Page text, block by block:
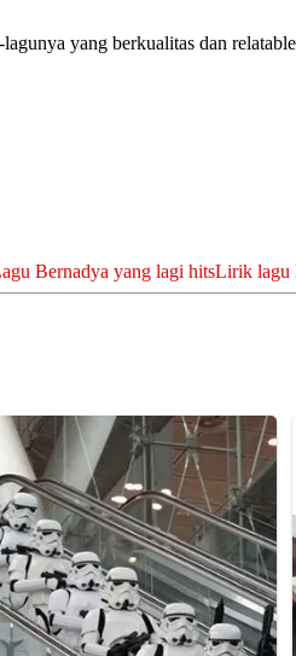
yang berkualitas dan
Bernadya yang lagi hitsLirik lagu